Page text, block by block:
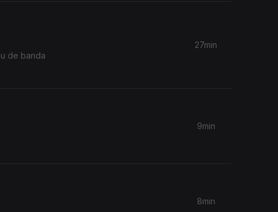
de banda
27min
9min
8min